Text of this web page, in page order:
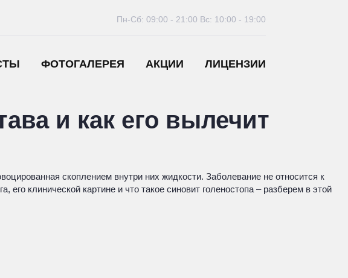
ФОТОГАЛЕРЕЯ АКЦИИ ЛИЦЕНЗИИ
Пн-Сб: 09:00 - 21:00 Вс: 10:00 - 19:00
и как его вылечит
скоплением внутри них жидкости. Заболевание не относится к
клинической картине и что такое синовит голеностопа – разберем в этой